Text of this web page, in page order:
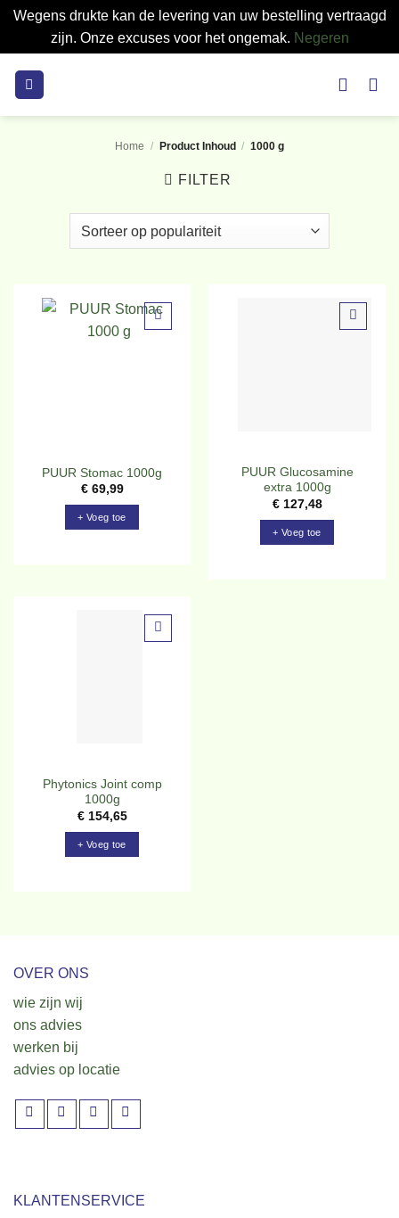
Wegens drukte kan de levering van uw bestelling vertraagd
zijn. Onze excuses voor het ongemak. Negeren
naar
Home / Product Inhoud / 1000 g
FILTER
PUUR Stomac 1000g
€69,99
+ Voeg toe
PUUR Glucosamine
extra 1000g
€127,48
+ Voeg toe
Phytonics Joint comp
1000g
€154,65
+ Voeg toe
OVER ONS
wie zijn wij
ons advies
werken bij
advies op locatie
KLANTENSERVICE